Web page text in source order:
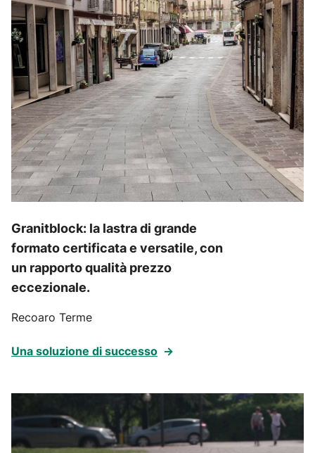
Granitblock: la lastra di grande
formato certificata e versatile, con
un rapporto qualità prezzo
eccezionale.
Recoaro Terme
Una soluzione di successo →